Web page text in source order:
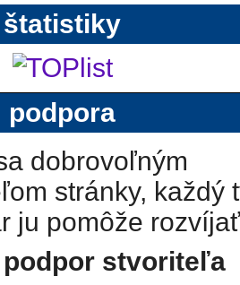
štatistiky
podpora
dobrovoľným
stránky, každý
ju pomôže
stvoriteľa